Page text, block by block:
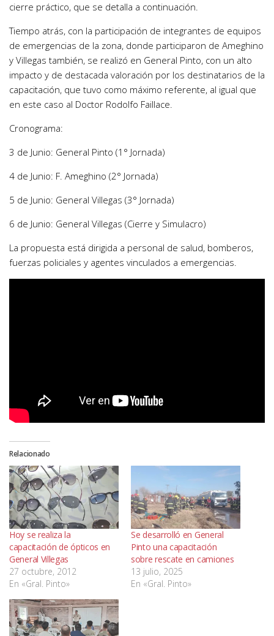
cierre práctico, que se detalla a continuación.
Tiempo atrás, con la participación de integrantes de equipos
de emergencias de la zona, donde participaron de Ameghino
y Villegas también, se realizó en General Pinto, con un alto
impacto y de destacada valoración por los destinatarios de la
capacitación, que tuvo como máximo referente, al igual que
en este caso al Doctor Rodolfo Faillace.
Cronograma:
​3 de Junio: General Pinto (1° Jornada)
​4 de Junio: F. Ameghino (2° Jornada)
​5 de Junio: General Villegas (3° Jornada)
​6 de Junio: General Villegas (Cierre y Simulacro)
La propuesta está dirigida a personal de salud, bomberos,
fuerzas policiales y agentes vinculados a emergencias.
Relacionado
Hoy se realiza la
capacitación de ópticos en
General Villegas
27 octubre, 2012
En «Gral. Pinto»
Se desarrolló en General
Pinto una capacitación
sobre rescate en camiones
13 julio, 2025
En «Gral. Pinto»